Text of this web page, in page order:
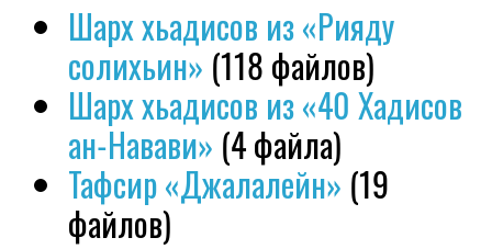
Шарх хьадисов из «Рияду
солихьин» (118 файлов)
Шарх хьадисов из «40 Хадисов
ан-Навави» (4 файла)
Тафсир «Джалалейн» (19
файлов)